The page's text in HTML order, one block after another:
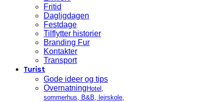
Fritid
Dagligdagen
Festdage
Tilflytter historier
Branding Fur
Kontakter
Transport
Turist
Gode ideer og tips
Overnatning Hotel,
sommerhus, B&B, lejrskole,